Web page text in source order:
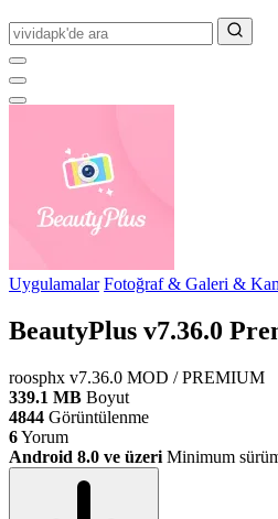
Search
for:
Uygulamalar Fotoğraf & Galeri &
BeautyPlus v7.36.0
roosphx v7.36.0 MOD / PREMIUM
339.1 MB Boyut
4844 Görüntülenme
6Yorum
Android 8.0 ve üzeri Minimum